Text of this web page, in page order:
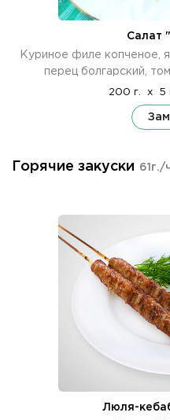
Салат
Куриное филе копченое,
перец болгарский,
200 г. x 5
Горячие закуски 61г./
Люля-